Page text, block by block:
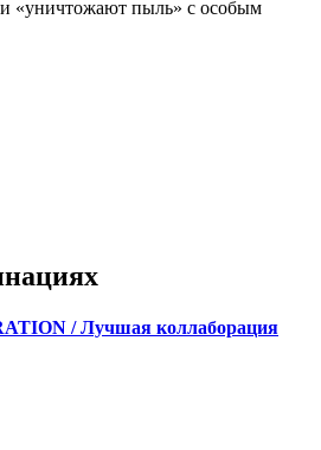
«уничтожают пыль» с особым
/ Лучшая коллаборация